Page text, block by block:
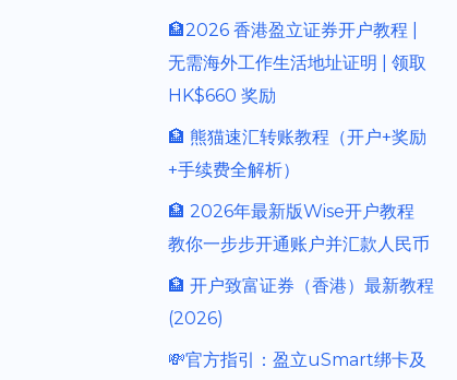
🏦2026 香港盈立证券开户教程 |
无需海外工作生活地址证明 | 领取
HK$660 奖励
🏦 熊猫速汇转账教程（开户+奖励
+手续费全解析）
🏦 2026年最新版Wise开户教程
教你一步步开通账户并汇款人民币
🏦 开户致富证券（香港）最新教程
(2026)
💸官方指引：盈立uSmart绑卡及